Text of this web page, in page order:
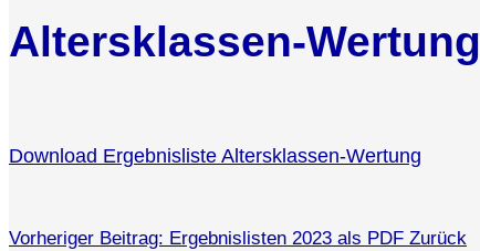
Altersklassen-Wertung
Download Ergebnisliste Altersklassen-Wertung
Vorheriger Beitrag: Ergebnislisten 2023 als PDF Zurück